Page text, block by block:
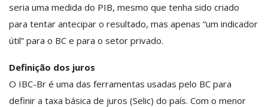
seria uma medida do PIB, mesmo que tenha sido criado
para tentar antecipar o resultado, mas apenas “um indicador
útil” para o BC e para o setor privado.
Definição dos juros
O IBC-Br é uma das ferramentas usadas pelo BC para
definir a taxa básica de juros (Selic) do país. Com o menor